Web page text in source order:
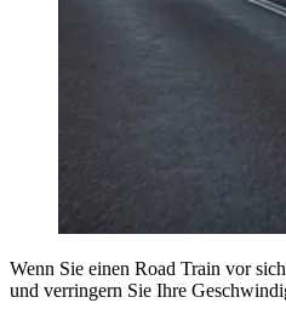
Wenn Sie einen Road Train vor
und verringern Sie Ihre